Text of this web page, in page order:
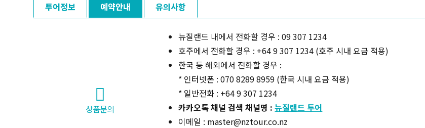
투어정보 예약안내 유의사항
상품문의
뉴질랜드 내에서 전화할 경우 : 09 307 1234
호주에서 전화할 경우 : +64 9 307 1234 (호주 시내 요금 적용)
한국 등 해외에서 전화할 경우 :
* 인터넷폰 : 070 8289 8959 (한국 시내 요금 적용)
* 일반전화 : +64 9 307 1234
카카오톡 채널 검색 채널명 :뉴질랜드 투어
이메일 : master@nztour.co.nz